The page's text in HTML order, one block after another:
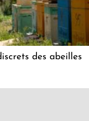
des abeilles